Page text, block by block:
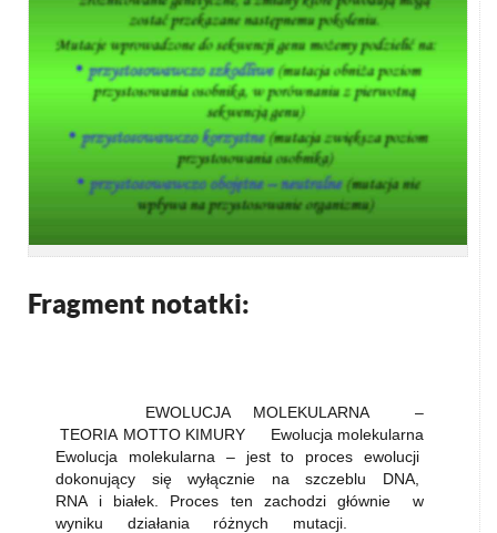
Fragment notatki:
EWOLUCJA MOLEKULARNA –
TEORIA MOTTO KIMURY Ewolucja molekularna
Ewolucja molekularna – jest to proces ewolucji
dokonujący się wyłącznie na szczeblu DNA,
RNA i białek. Proces ten zachodzi głównie w
wyniku działania różnych mutacji.